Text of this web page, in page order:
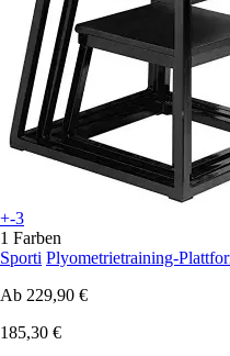
+-3
1 Farben
Sporti Plyometrietraining-
Ab 229,90 €
185,30 €